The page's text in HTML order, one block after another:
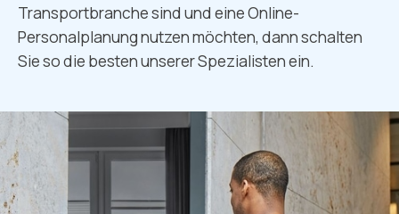
Transportbranche sind und eine Online-
Personalplanung nutzen möchten, dann schalten
Sie so die besten unserer Spezialisten ein.